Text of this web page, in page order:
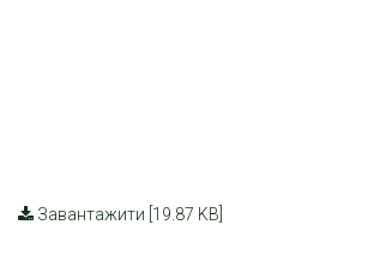
Завантажити [19.87 KB]